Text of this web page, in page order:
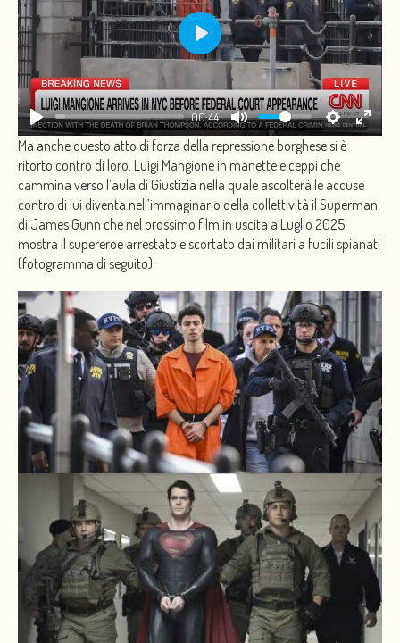
00:44
PLAY
Ma anche questo atto di forza della repressione borghese si è
ritorto contro di loro. Luigi Mangione in manette e ceppi che
cammina verso l’aula di Giustizia nella quale ascolterà le accuse
contro di lui diventa nell’immaginario della collettività il Superman
di James Gunn che nel prossimo film in uscita a Luglio 2025
mostra il supereroe arrestato e scortato dai militari a fucili spianati
(fotogramma di seguito):